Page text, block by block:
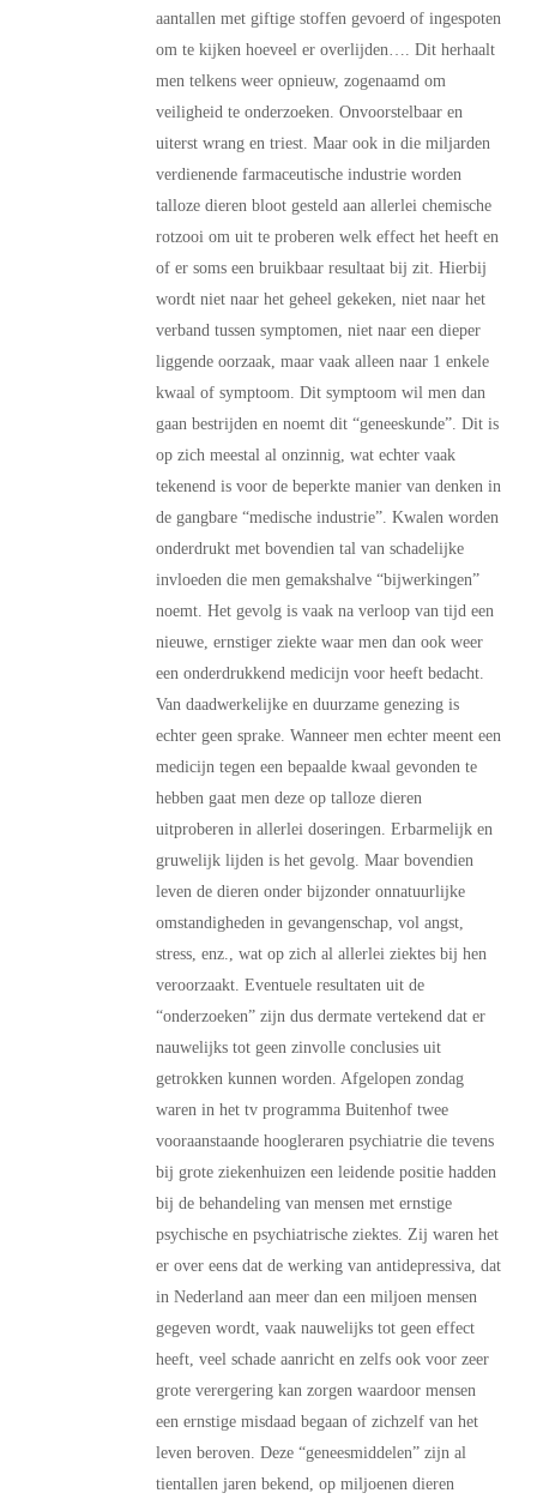
aantallen met giftige stoffen gevoerd of ingespoten
om te kijken hoeveel er overlijden…. Dit herhaalt
men telkens weer opnieuw, zogenaamd om
veiligheid te onderzoeken. Onvoorstelbaar en
uiterst wrang en triest. Maar ook in die miljarden
verdienende farmaceutische industrie worden
talloze dieren bloot gesteld aan allerlei chemische
rotzooi om uit te proberen welk effect het heeft en
of er soms een bruikbaar resultaat bij zit. Hierbij
wordt niet naar het geheel gekeken, niet naar het
verband tussen symptomen, niet naar een dieper
liggende oorzaak, maar vaak alleen naar 1 enkele
kwaal of symptoom. Dit symptoom wil men dan
gaan bestrijden en noemt dit “geneeskunde”. Dit is
op zich meestal al onzinnig, wat echter vaak
tekenend is voor de beperkte manier van denken in
de gangbare “medische industrie”. Kwalen worden
onderdrukt met bovendien tal van schadelijke
invloeden die men gemakshalve “bijwerkingen”
noemt. Het gevolg is vaak na verloop van tijd een
nieuwe, ernstiger ziekte waar men dan ook weer
een onderdrukkend medicijn voor heeft bedacht.
Van daadwerkelijke en duurzame genezing is
echter geen sprake. Wanneer men echter meent een
medicijn tegen een bepaalde kwaal gevonden te
hebben gaat men deze op talloze dieren
uitproberen in allerlei doseringen. Erbarmelijk en
gruwelijk lijden is het gevolg. Maar bovendien
leven de dieren onder bijzonder onnatuurlijke
omstandigheden in gevangenschap, vol angst,
stress, enz., wat op zich al allerlei ziektes bij hen
veroorzaakt. Eventuele resultaten uit de
“onderzoeken” zijn dus dermate vertekend dat er
nauwelijks tot geen zinvolle conclusies uit
getrokken kunnen worden. Afgelopen zondag
waren in het tv programma Buitenhof twee
vooraanstaande hoogleraren psychiatrie die tevens
bij grote ziekenhuizen een leidende positie hadden
bij de behandeling van mensen met ernstige
psychische en psychiatrische ziektes. Zij waren het
er over eens dat de werking van antidepressiva, dat
in Nederland aan meer dan een miljoen mensen
gegeven wordt, vaak nauwelijks tot geen effect
heeft, veel schade aanricht en zelfs ook voor zeer
grote verergering kan zorgen waardoor mensen
een ernstige misdaad begaan of zichzelf van het
leven beroven. Deze “geneesmiddelen” zijn al
tientallen jaren bekend, op miljoenen dieren